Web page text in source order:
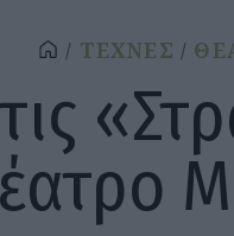
ΤΕΧΝΕΣ